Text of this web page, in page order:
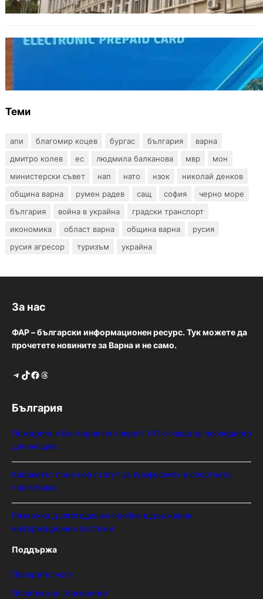
ОБЩЕСТВО
Теми
апи благомир коцев бургас българия
варна
дмитро колев
ес людмила балканова мвр
мон
министерски съвет
нап нато нзок
николай денков
община варна
румен радев сащ софия
черно море
българия
война в украйна
градски транспорт
икономика
област варна община варна
русия
русия агресор
туризъм украйна
За нас
ФАР – български информационен ресурс. Тук можете да
прочетете новините за Варна и не само.
Telegram TikTok Facebook Threads
България
Пожарите в България не спират: 141 огнища за последното
денонощие.
Кабинетът прие нов статут за професиите в спортната
подготовка
Разкриха дългогодишен пробив в държавни
информационни системи
Поддържа
Поверителност
Политика за „бисквитки“